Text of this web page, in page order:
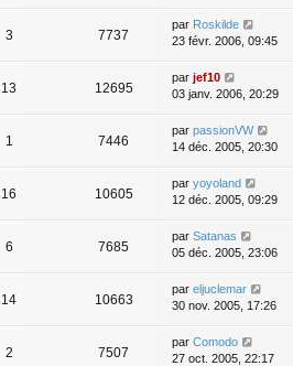
3 7737
par Roskilde
23 févr. 2006, 09:45
13 12695
par jef10
03 janv. 2006, 20:29
1 7446
par passionVW
14 déc. 2005, 20:30
16 10605
par yoyoland
12 déc. 2005, 09:29
6 7685
par Satanas
05 déc. 2005, 23:06
14 10663
par eljuclemar
30 nov. 2005, 17:26
2 7507
par Comodo
27 oct. 2005, 22:17